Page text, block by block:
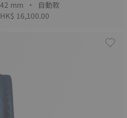
42 mm • 自動款
HK$ 16,100.00